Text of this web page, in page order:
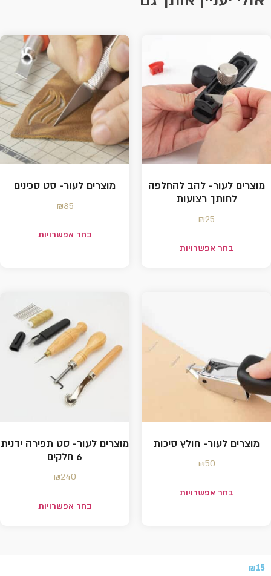
מוצרים לעור- להב להחלפה
לחותך רצועות
₪25
בחר אפשרויות
מוצרים לעור- סט סכינים
₪85
בחר אפשרויות
מוצרים לעור- חולץ סיכות
₪50
בחר אפשרויות
מוצרים לעור- סט תפירה ידנית
6 חלקים
₪240
בחר אפשרויות
₪15